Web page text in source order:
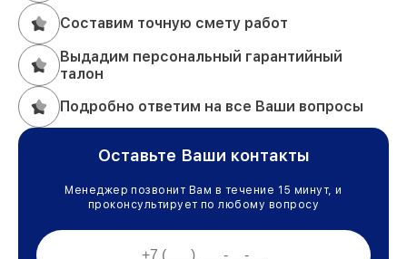
Составим точную смету работ
Выдадим персональный гарантийный
талон
Подробно ответим на все Ваши вопросы
Оставьте Ваши контакты
Менеджер позвонит Вам в течение 15 минут, и
проконсультирует по любому вопросу